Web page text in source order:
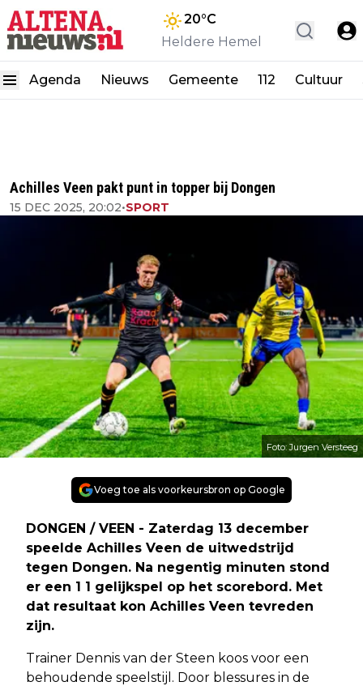
20°C
Heldere Hemel
Agenda Nieuws Gemeente 112 Cultuur
Achilles Veen pakt punt in topper bij Dongen
15 DEC 2025, 20:02•SPORT
Foto: Jurgen Versteeg
Voeg toe als voorkeursbron op Google
DONGEN / VEEN - Zaterdag 13 december
speelde Achilles Veen de uitwedstrijd
tegen Dongen. Na negentig minuten stond
er een 1 1 gelijkspel op het scorebord. Met
dat resultaat kon Achilles Veen tevreden
zijn.
Trainer Dennis van der Steen koos voor een
behoudende speelstijl. Door blessures in de